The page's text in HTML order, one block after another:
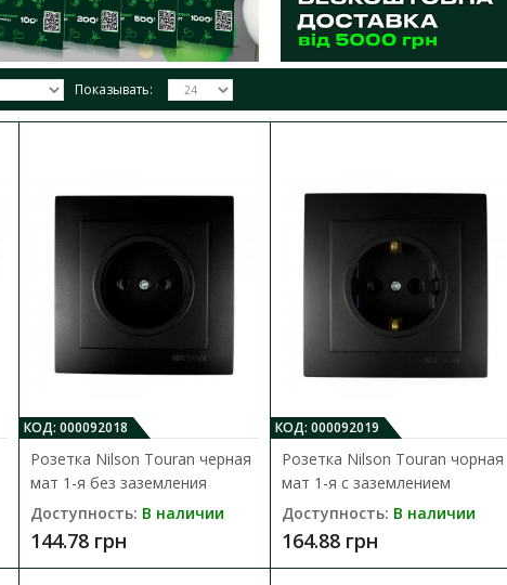
Показывать:
Двойной выключатель Nilson Touran устанавливается в сеть с
переменным напряжением ..
172.93 грн
Доступность: В наличии
Розетка Nilson из серии Touran оснащена латунными контактами и
КОД: 000092018
Розетка Nilson Touran черная
мат 1-я без заземления
Доступность: В наличии
144.78 грн
КОД: 000092019
Розетка Nilson Touran чорная
мат 1-я с заземлением
Доступность: В наличии
164.88 грн